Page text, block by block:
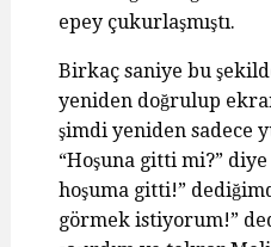
epey çukurlaşmıştı.
Birkaç saniye bu
yeniden doğrulup
şimdi yeniden sadece
“Hoşuna gitti mi?”
hoşuma gitti!”
görmek istiyorum!”